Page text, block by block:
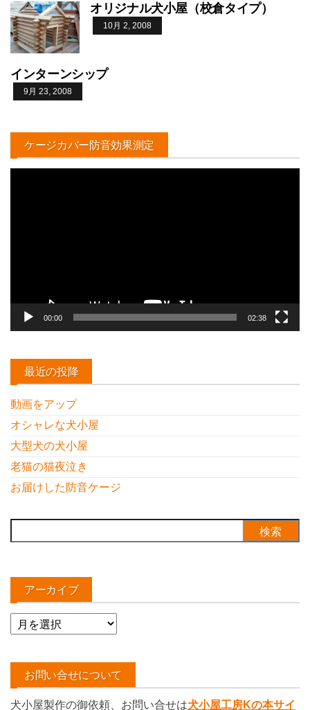
オリジナル犬小屋（校倉タイプ）
10月 2, 2008
インターンシップ
9月 23, 2008
ケージカバー防音効果測定
00:00 02:38
最近の投降
動画をアップ
オシャレな犬小屋
大型犬の犬小屋
老猫の猫夜泣き
お届けした防音ケージ
索:
アーカイブ
ア
ー
イ
お問い合せについて
犬小屋製作の御依頼、お問い合せは犬小屋工房Kの本サイ